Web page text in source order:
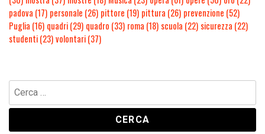
padova (17) personale (26) pittore (19) pittura (26) prevenzione (52)
Puglia (16) quadri(29) quadro (33) roma (18) scuola (22) sicurezza (22)
studenti(23)volontari(37)